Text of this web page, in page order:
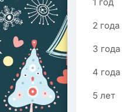
2 года
3 года
4 года
5 лет